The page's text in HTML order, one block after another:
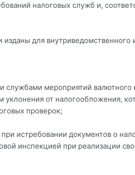
налоговых служб и,
для внутриведомственного
службами мероприятий валютного
от налогообложения,
проверок;
истребовании документов о
инспекцией при реализации